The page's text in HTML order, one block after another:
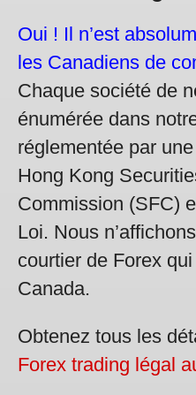
Oui ! Il n’est
les Canadiens de
Chaque société de
énumérée dans
réglementée par
Hong Kong
Commission (SFC)
Loi. Nous
courtier de Forex
Canada.
Obtenez tous les
Forex trading légal